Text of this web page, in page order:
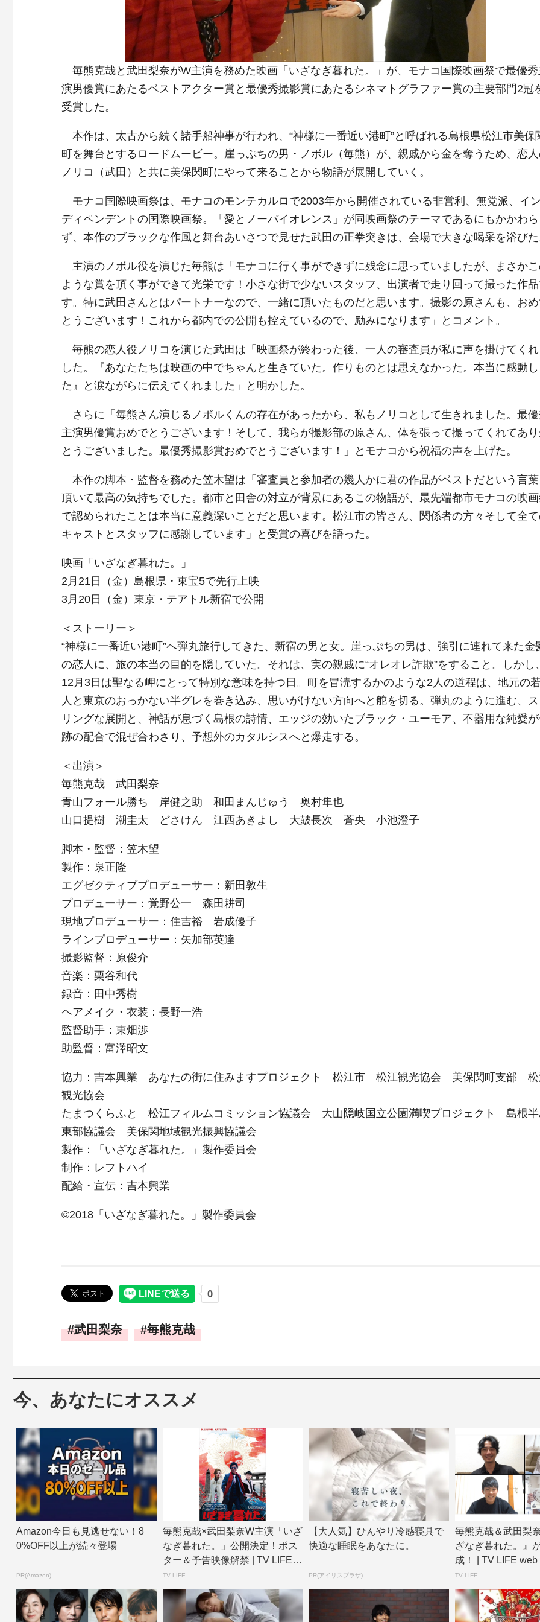
毎熊克哉と武田梨奈がW主演を務めた映画「いざなぎ暮れた。」が、モナコ国際映画祭で最優
演男優賞にあたるベストアクター賞と最優秀撮影賞にあたるシネマトグラファー賞の主要部門2冠
受賞した。
本作は、太古から続く諸手船神事が行われ、“神様に一番近い港町”と呼ばれる島根県松江市美保
町を舞台とするロードムービー。崖っぷちの男・ノボル（毎熊）が、親戚から金を奪うため、恋
ノリコ（武田）と共に美保関町にやって来ることから物語が展開していく。
モナコ国際映画祭は、モナコのモンテカルロで2003年から開催されている非営利、無党派、イ
ディペンデントの国際映画祭。「愛とノーバイオレンス」が同映画祭のテーマであるにもかかわら
ず、本作のブラックな作風と舞台あいさつで見せた武田の正拳突きは、会場で大きな喝采を浴び
主演のノボル役を演じた毎熊は「モナコに行く事ができずに残念に思っていましたが、まさか
ような賞を頂く事ができて光栄です！小さな街で少ないスタッフ、出演者で走り回って撮った作
す。特に武田さんとはパートナーなので、一緒に頂いたものだと思います。撮影の原さんも、お
とうございます！これから都内での公開も控えているので、励みになります」とコメント。
毎熊の恋人役ノリコを演じた武田は「映画祭が終わった後、一人の審査員が私に声を掛けてく
した。『あなたたちは映画の中でちゃんと生きていた。作りものとは思えなかった。本当に感動し
た』と涙ながらに伝えてくれました」と明かした。
さらに「毎熊さん演じるノボルくんの存在があったから、私もノリコとして生きれました。最
主演男優賞おめでとうございます！そして、我らが撮影部の原さん、体を張って撮ってくれてあ
とうございました。最優秀撮影賞おめでとうございます！」とモナコから祝福の声を上げた。
本作の脚本・監督を務めた笠木望は「審査員と参加者の幾人かに君の作品がベストだという言
頂いて最高の気持ちでした。都市と田舎の対立が背景にあるこの物語が、最先端都市モナコの映
で認められたことは本当に意義深いことだと思います。松江市の皆さん、関係者の方々そして全
キャストとスタッフに感謝しています」と受賞の喜びを語った。
映画「いざなぎ暮れた。」
2月21日（金）島根県・東宝5で先行上映
3月20日（金）東京・テアトル新宿で公開
＜ストーリー＞
“神様に一番近い港町”へ弾丸旅行してきた、新宿の男と女。崖っぷちの男は、強引に連れて来た金
の恋人に、旅の本当の目的を隠していた。それは、実の親戚に“オレオレ詐欺”をすること。しかし
12月3日は聖なる岬にとって特別な意味を持つ日。町を冒涜するかのような2人の道程は、地元の
人と東京のおっかない半グレを巻き込み、思いがけない方向へと舵を切る。弾丸のように進む、
リングな展開と、神話が息づく島根の詩情、エッジの効いたブラック・ユーモア、不器用な純愛
跡の配合で混ぜ合わさり、予想外のカタルシスへと爆走する。
＜出演＞
毎熊克哉 武田梨奈
青山フォール勝ち 岸健之助 和田まんじゅう 奥村隼也
山口提樹 潮圭太 どさけん 江西あきよし 大皷長次 蒼央 小池澄子
脚本・監督：笠木望
製作：泉正隆
エグゼクティブプロデューサー：新田敦生
プロデューサー：覚野公一 森田耕司
現地プロデューサー：住吉裕 岩成優子
ラインプロデューサー：矢加部英達
撮影監督：原俊介
音楽：栗谷和代
録音：田中秀樹
ヘアメイク・衣装：長野一浩
監督助手：東畑渉
助監督：富澤昭文
協力：吉本興業 あなたの街に住みますプロジェクト 松江市 松江観光協会 美保関町支部 松
観光協会
たまつくらふと 松江フィルムコミッション協議会 大山隠岐国立公園満喫プロジェクト 島根
東部協議会 美保関地域観光振興協議会
製作：「いざなぎ暮れた。」製作委員会
制作：レフトハイ
配給・宣伝：吉本興業
©2018「いざなぎ暮れた。」製作委員会
武田梨奈 毎熊克哉
今、あなたにオススメ
Amazon今日も見逃せない！8
0%OFF以上が続々登場
PR(Amazon)
毎熊克哉×武田梨奈W主演「いざ
なぎ暮れた。」公開決定！ポス
ター＆予告映像解禁 | TV LIFE
w...
TV LIFE
【大人気】ひんやり冷感寝具で
快適な睡眠をあなたに。
PR(アイリスプラザ)
毎熊克哉＆武田梨
ざなぎ暮れた。』
成！ | TV LIFE web
TV LIFE